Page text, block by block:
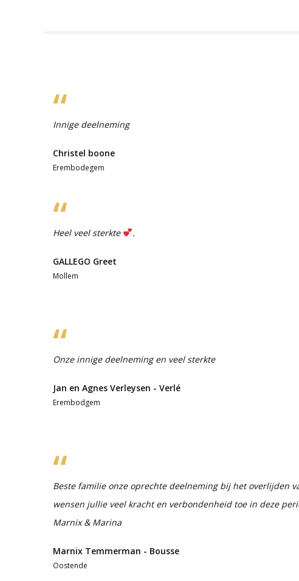
Innige deelneming
Christel boone
Erembodegem
Heel veel sterkte .
GALLEGO Greet
Mollem
Onze innige deelneming en veel sterkte
Jan en Agnes Verleysen - Verlé
Erembodgem
Beste familie onze oprechte deelneming bij het overlijden
wensen jullie veel kracht en verbondenheid toe in deze
Marnix & Marina
Marnix Temmerman - Bousse
Oostende